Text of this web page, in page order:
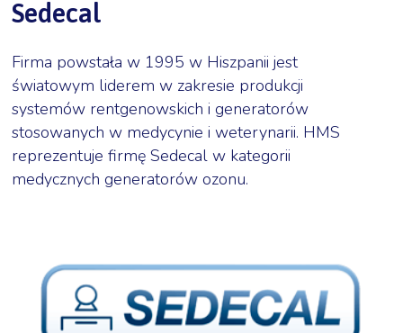
Sedecal
Firma powstała w 1995 w Hiszpanii jest
światowym liderem w zakresie produkcji
systemów rentgenowskich i generatorów
stosowanych w medycynie i weterynarii. HMS
reprezentuje firmę Sedecal w kategorii
medycznych generatorów ozonu.